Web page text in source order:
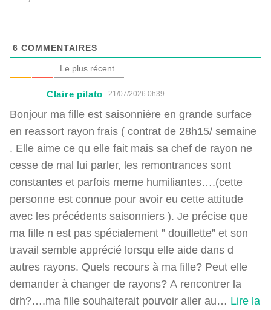
6 COMMENTAIRES
Le plus récent
Claire pilato 21/07/2026 0h39
Bonjour ma fille est saisonnière en grande surface
en reassort rayon frais ( contrat de 28h15/ semaine
. Elle aime ce qu elle fait mais sa chef de rayon ne
cesse de mal lui parler, les remontrances sont
constantes et parfois meme humiliantes….(cette
personne est connue pour avoir eu cette attitude
avec les précédents saisonniers ). Je précise que
ma fille n est pas spécialement ” douillette” et son
travail semble apprécié lorsqu elle aide dans d
autres rayons. Quels recours à ma fille? Peut elle
demander à changer de rayons? A rencontrer la
drh?….ma fille souhaiterait pouvoir aller au… Lire la